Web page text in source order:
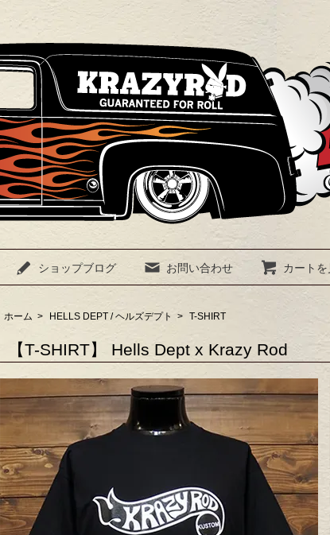
ショップブログ お問い合わせ カートを
ホーム > HELLS DEPT / ヘルズデプト > T-SHIRT
【T-SHIRT】 Hells Dept x Krazy Rod